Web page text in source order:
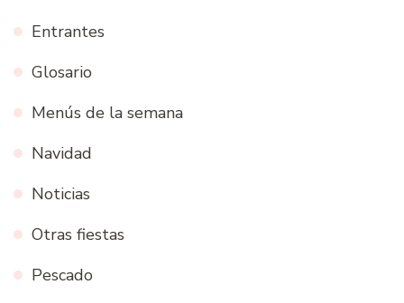
Entrantes
Glosario
Menús de la semana
Navidad
Noticias
Otras fiestas
Pescado